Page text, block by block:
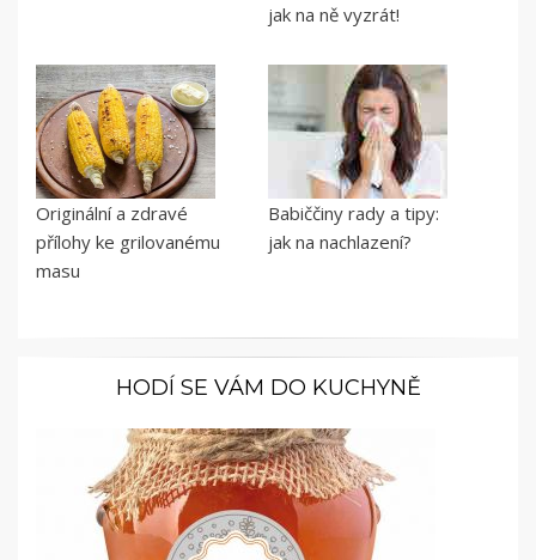
jak na ně vyzrát!
Originální a zdravé
přílohy ke grilovanému
masu
Babiččiny rady a tipy:
jak na nachlazení?
HODÍ SE VÁM DO KUCHYNĚ